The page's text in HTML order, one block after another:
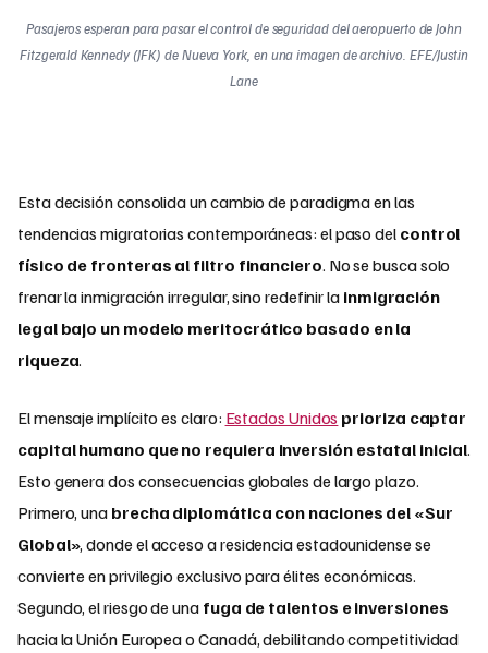
Pasajeros esperan para pasar el control de seguridad del aeropuerto de John
Fitzgerald Kennedy (JFK) de Nueva York, en una imagen de archivo. EFE/Justin
Lane
Esta decisión consolida un cambio de paradigma en las
tendencias migratorias contemporáneas: el paso del control
físico de fronteras al filtro financiero. No se busca solo
frenar la inmigración irregular, sino redefinir la inmigración
legal bajo un modelo meritocrático basado en la
riqueza.
El mensaje implícito es claro: Estados Unidos prioriza captar
capital humano que no requiera inversión estatal inicial.
Esto genera dos consecuencias globales de largo plazo.
Primero, una brecha diplomática con naciones del «Sur
Global», donde el acceso a residencia estadounidense se
convierte en privilegio exclusivo para élites económicas.
Segundo, el riesgo de una fuga de talentos e inversiones
hacia la Unión Europea o Canadá, debilitando competitividad